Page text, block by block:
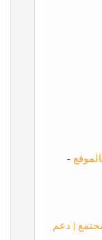
-
| دعم